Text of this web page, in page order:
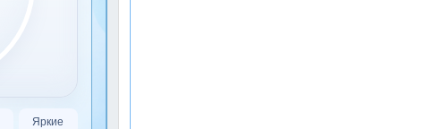
Яркие